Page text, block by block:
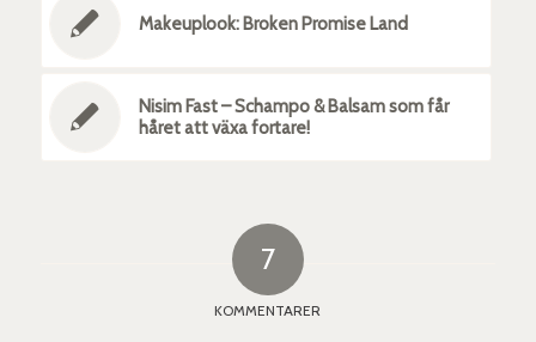
Makeuplook: Broken Promise Land
Nisim Fast – Schampo & Balsam som får
håret att växa fortare!
7
KOMMENTARER